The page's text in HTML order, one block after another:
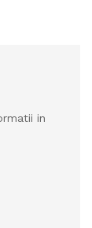
in